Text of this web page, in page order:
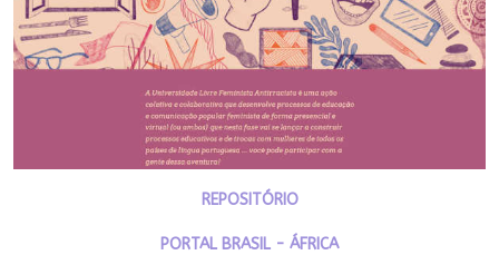
REPOSITÓRIO
PORTAL BRASIL - ÁFRICA